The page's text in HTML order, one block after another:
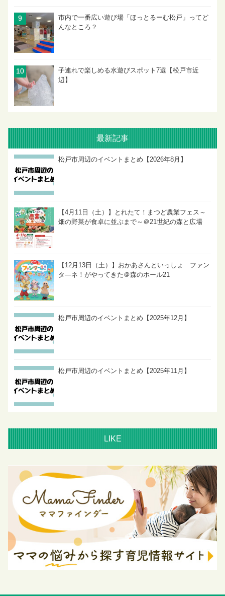
市内で一番広い遊び場「ほっとるーむ松戸」ってど
んなところ？
子連れで楽しめる水遊びスポット7選【松戸市近
辺】
最新記事
松戸市周辺のイベントまとめ【2026年8月】
【4月11日（土）】とれたて！まつど農業フェス～
畑の野菜が食卓に並ぶまで～＠21世紀の森と広場
【12月13日（土）】おかあさんといっしょ ファン
タ―ネ！がやってきた＠森のホール21
松戸市周辺のイベントまとめ【2025年12月】
松戸市周辺のイベントまとめ【2025年11月】
LIKE